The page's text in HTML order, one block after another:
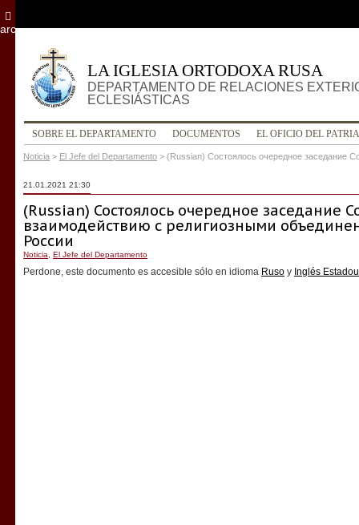
LA IGLESIA ORTODOXA RUSA
DEPARTAMENTO DE RELACIONES
ECLESIÁSTICAS
SOBRE EL DEPARTAMENTO DOCUMENTOS EL OFICIO DEL
Noticia > El Jefe del Departamento > (Russian) Состоялось очередное заседание
21.01.2021 21:30
(Russian) Состоялось очередное заседание
взаимодействию с религиозными
России
Noticia El Jefe del Departamento
Perdone, este documento es accesible sólo en idioma Ruso y Inglés
archivo